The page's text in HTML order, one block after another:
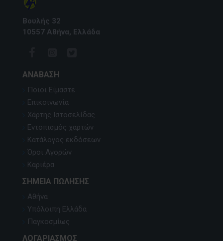
Βουλής 32
10557 Αθήνα, Ελλάδα
ΑΝΆΒΑΣΗ
Ποιοι Είμαστε
Επικοινωνία
Χάρτης Ιστοσελίδας
Εντοπισμός χαρτών
Κατάλογος εκδόσεων
Όροι Αγορών
Καριέρα
ΣΗΜΕΊΑ ΠΏΛΗΣΗΣ
Αθήνα
Υπόλοιπη Ελλάδα
Παγκοσμίως
ΛΟΓΑΡΙΑΣΜΌΣ